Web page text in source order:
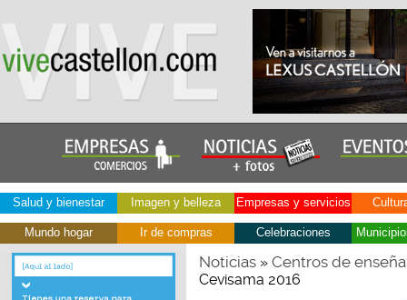
Salud y bienestar Imagen y belleza Empresas y servicios
Mundo hogar Ir de compras Celebraciones
Noticias» Centros de
Cevisama 2016